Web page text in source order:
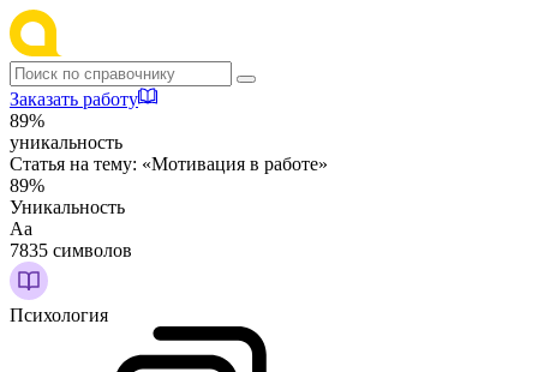
Заказать работу
89%
уникальность
Статья на тему: «Мотивация в работе»
89%
Уникальность
Аа
7835 символов
Психология